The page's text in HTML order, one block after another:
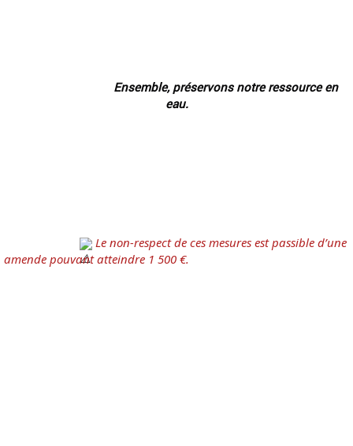
Ensemble, préservons notre ressource en
eau.
Le non-respect de ces mesures est passible d’une
amende pouvant atteindre 1 500 €.